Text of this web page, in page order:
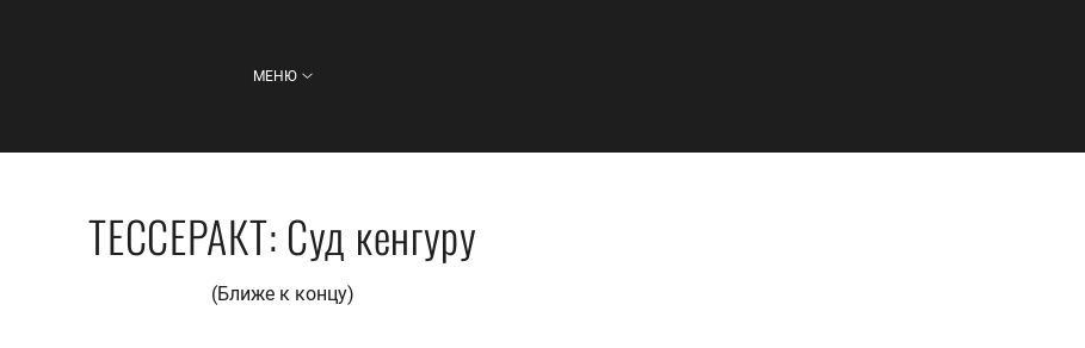
МЕНЮ
ТЕССЕРАКТ: Суд кенгуру
(Ближе к концу)